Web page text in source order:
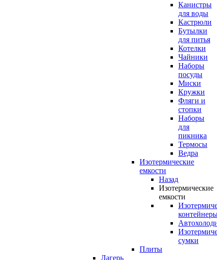
Канистры
для воды
Кастрюли
Бутылки
для питья
Котелки
Чайники
Наборы
посуды
Миски
Кружки
Фляги и
стопки
Наборы
для
пикника
Термосы
Ведра
Изотермические
емкости
Назад
Изотермические
емкости
сумки
Плиты
Лагерь